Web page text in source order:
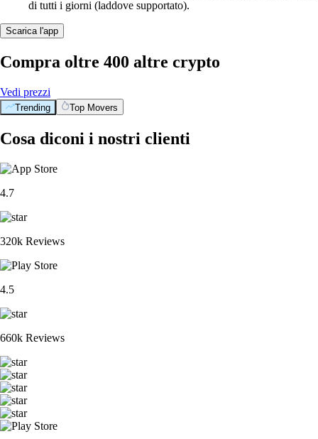
di tutti i giorni (laddove supportato).
Scarica l'app
Compra oltre 400 altre crypto
Vedi prezzi
Trending Top Movers
Cosa diconi i nostri clienti
4.7
320k Reviews
4.5
660k Reviews